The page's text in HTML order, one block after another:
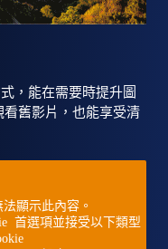
，能在需要時提升圖
看舊影片，也能享受清
顯示此內容。
首選項並接受以下類型